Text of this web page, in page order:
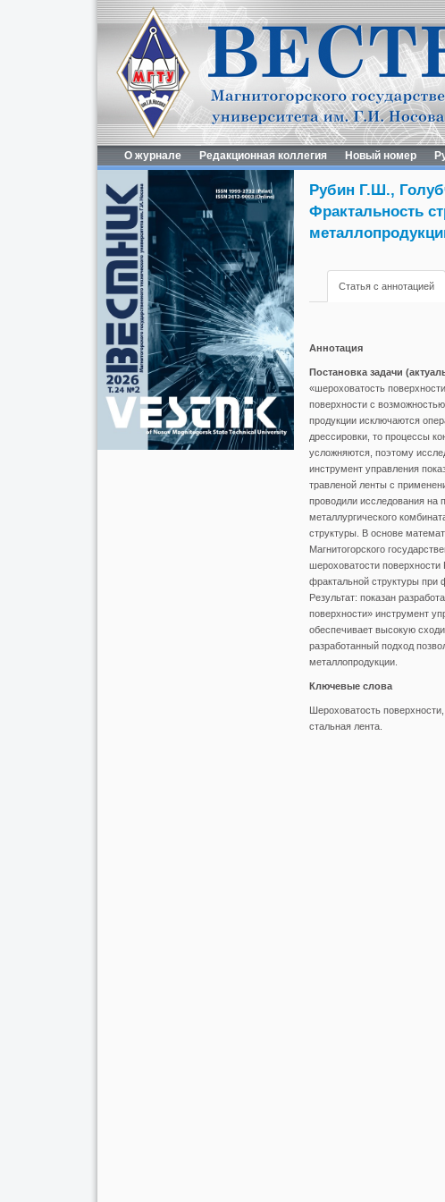
О журнале Редакционная коллегия Новый номер
Рубин Г.Ш.,
Фрактальность
Статья с аннотацией
Аннотация
Постановка задачи
«шероховатость
поверхности с
продукции исключаются
дрессировки, то процессы
усложняются, поэтому
инструмент управления
травленой ленты с
проводили исследования на
металлургического
структуры. В основе
Магнитогорского
шероховатости поверхности
фрактальной структуры при
Результат: показан
поверхности» инструмент
обеспечивает высокую
разработанный подход
металлопродукции.
Ключевые слова
Шероховатость
стальная лента.